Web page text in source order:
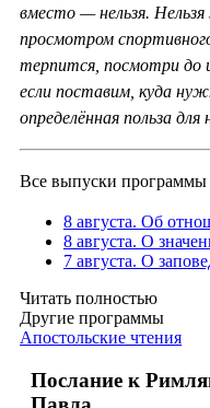
вместо — нельзя. Нельзя
просмотром
терпится, посмотри до
если поставим, куда
определённая польза для
Все выпуски программы
8 августа. Об
8 августа. О
7 августа. О
Читать полностью
Другие программы
Апостольские чтения
Послание к